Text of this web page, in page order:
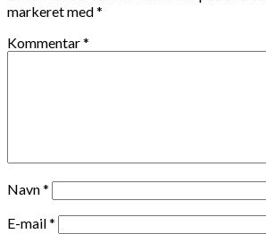
markeret med*
Kommentar*
Navn*
E-mail*